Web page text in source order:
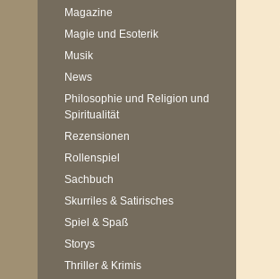
Magazine
Magie und Esoterik
Musik
News
Philosophie und Religion und
Spiritualität
Rezensionen
Rollenspiel
Sachbuch
Skurriles & Satirisches
Spiel & Spaß
Storys
Thriller & Krimis